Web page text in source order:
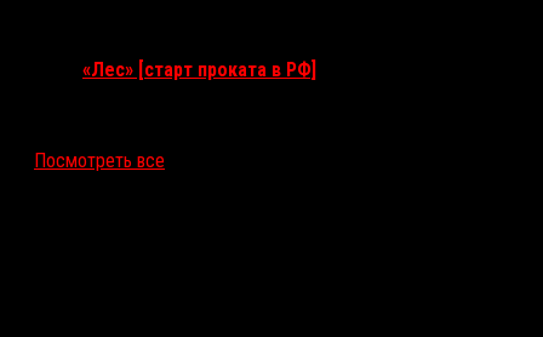
«Лес» [старт проката в РФ]
Посмотреть все